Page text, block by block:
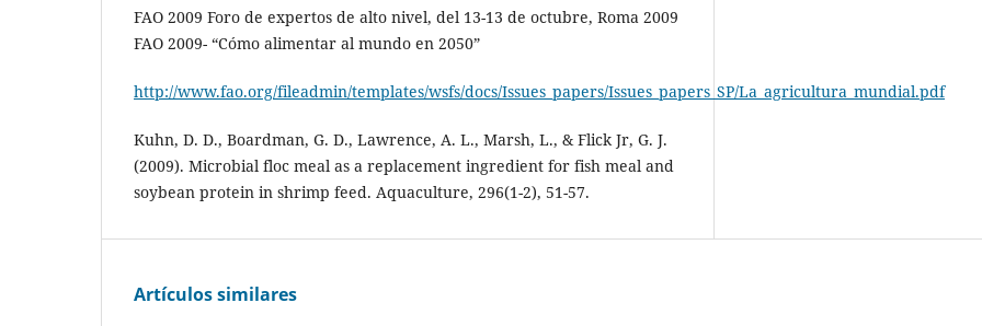
FAO 2009 Foro de expertos de alto nivel, del 13-13 de octubre, Roma 2009
FAO 2009- “Cómo alimentar al mundo en 2050”
http://www.fao.org/fileadmin/templates/wsfs/docs/Issues_papers/Issues_papers_SP/La_agricultura_mundial.pdf
Kuhn, D. D., Boardman, G. D., Lawrence, A. L., Marsh, L., & Flick Jr, G. J.
(2009). Microbial floc meal as a replacement ingredient for fish meal and
soybean protein in shrimp feed. Aquaculture, 296(1-2), 51-57.
Artículos similares